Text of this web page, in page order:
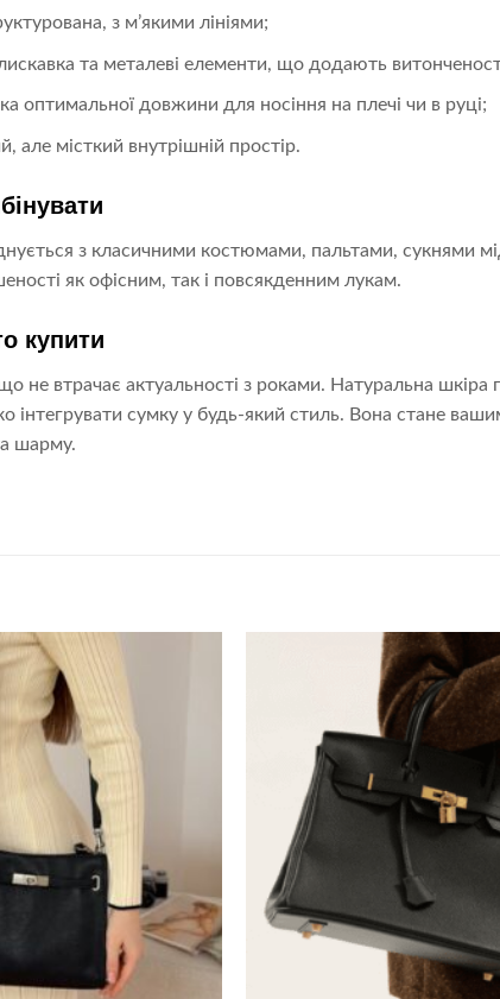
з м’якими лініями;
та металеві елементи, що додають
оптимальної довжини для носіння на плечі чи в руці;
але місткий внутрішній простір.
з класичними костюмами, пальтами, сукнями
як офісним, так і повсякденним лукам.
купити
не втрачає актуальності з роками. Натуральна шкіра
інтегрувати сумку у будь-який стиль. Вона стане
шарму.